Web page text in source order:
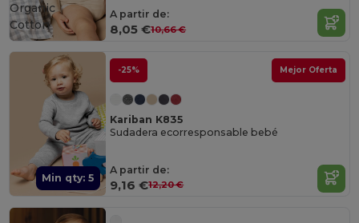
A partir de:
8,05 €10,66 €
Min qty: 5
Organic
Cotton
-25% Mejor Oferta
Kariban K835
Sudadera ecorresponsable bebé
A partir de:
9,16 €12,20 €